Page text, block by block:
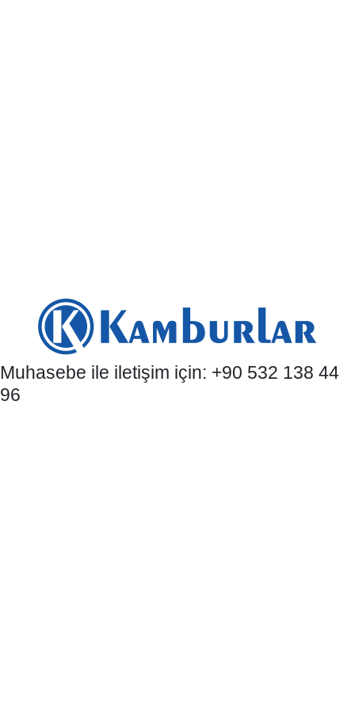
Muhasebe ile iletişim için: +90 532 138 44
96